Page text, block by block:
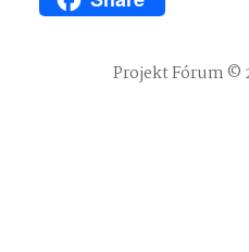
Projekt Fórum ©